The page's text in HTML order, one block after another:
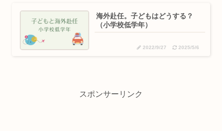
海外赴任。子どもはどうする？
（小学校低学年）
2022/9/27 2025/5/6
スポンサーリンク